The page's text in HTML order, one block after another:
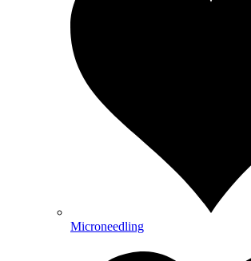
Microneedling